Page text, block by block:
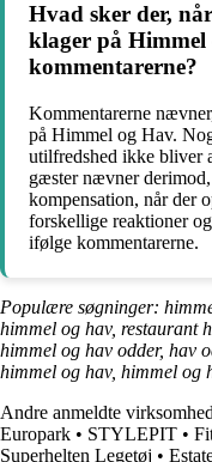
Hvad sker der,
klager på Himmel
kommentarerne?
Kommentarerne
på Himmel og Hav.
utilfredshed ikke bliver
gæster nævner
kompensation, når der
forskellige reaktioner
ifølge kommentarerne.
Populære søgninger:
himmel og hav, restaurant
himmel og hav odder, hav
himmel og hav, himmel og
Andre anmeldte
Europark • STYLEPIT •
Superhelten Legetøj •